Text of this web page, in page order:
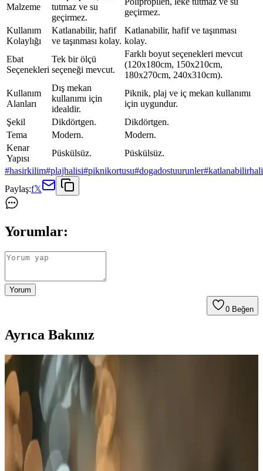
Malzeme
tutmaz ve su
geçirmez.
geçirmez.
Kullanım
Kolaylığı
Katlanabilir, hafif
ve taşınması kolay.
Katlanabilir, hafif ve taşınması
kolay.
Ebat
Seçenekleri
Tek bir ölçü
seçeneği mevcut.
Farklı boyut seçenekleri mevcut
(120x180cm, 150x210cm,
180x270cm, 240x310cm).
Kullanım
Alanları
Dış mekan
kullanımı için
idealdir.
Piknik, plaj ve iç mekan kullanımı
için uygundur.
Şekil
Dikdörtgen.
Dikdörtgen.
Tema
Modern.
Modern.
Kenar
Yapısı
Püskülsüz.
Püskülsüz.
#hasirkilim#plajhalisi#piknikortusu#dogadostuurunler#katlanabilirhali
Paylaş:f𝕏
Yorumlar:
Yorum
0 Beğen
Ayrıca Bakınız
Katlanabilir Plastik Hasır Kilim ve Melaris Kamp ve
Plaj Halısı Karşılaştırması
İki popüler katlanabilir hasır kilim ürününü detaylı karşılaştırıyoruz.
Hafif, dayanıklı ve çok amaçlı kullanımıyla öne çıkan bu ürünler,
kamp, plaj ve bahçe aktivitelerinde pratik çözümler sunuyor.
ACY STORE'nin Dış Mekan Kullanımı İçin İki
Popüler Hasır Kilim Ürününün Karşılaştırması